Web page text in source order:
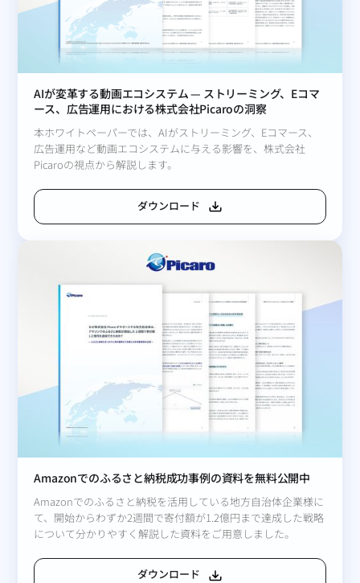
AIが変革する動画エコシステム — ストリーミング、Eコマ
ース、広告運用における株式会社Picaroの洞察
本ホワイトペーパーでは、AIがストリーミング、Eコマース、
広告運用など動画エコシステムに与える影響を、株式会社
Picaroの視点から解説します。
ダウンロード
Amazonでのふるさと納税成功事例の資料を無料公開中
Amazonでのふるさと納税を活用している地方自治体企業様に
て、開始からわずか2週間で寄付額が1.2億円まで達成した戦略
について分かりやすく解説した資料をご用意しました。
ダウンロード